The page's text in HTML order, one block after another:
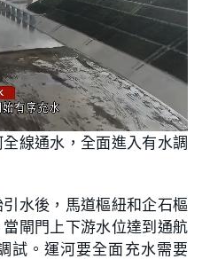
全線通水，全面進入有水調
水後，馬道樞紐和企石樞
閘門上下游水位達到通航
試。運河要全面充水需要